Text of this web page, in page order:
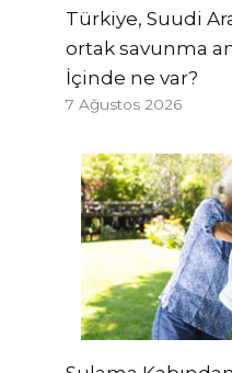
Türkiye, Suudi
ortak savunma
İçinde ne var?
7 Ağustos 2026